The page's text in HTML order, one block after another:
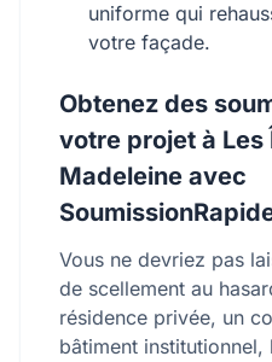
uniforme qui
votre façade.
Obtenez des
votre projet à
Madeleine avec
Vous ne devriez pas
de scellement au
résidence privée, un
bâtiment